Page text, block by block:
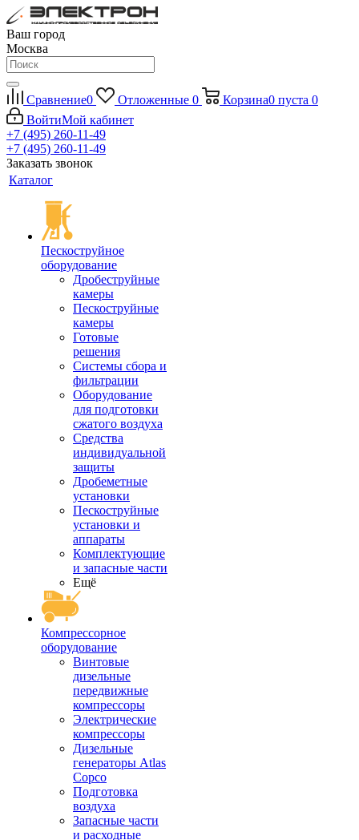
Ваш город
Москва
Сравнение0 Отложенные 0 Корзина0 пуста 0
ВойтиМой кабинет
+7 (495) 260-11-49
+7 (495) 260-11-49
Заказать звонок
Каталог
Пескоструйное
оборудование
Дробеструйные
камеры
Пескоструйные
камеры
Готовые
решения
Системы сбора и
фильтрации
Оборудование
для подготовки
сжатого воздуха
Средства
индивидуальной
защиты
Дробеметные
установки
Пескоструйные
установки и
аппараты
Комплектующие
и запасные части
Ещё
Компрессорное
оборудование
Винтовые
дизельные
передвижные
компрессоры
Электрические
компрессоры
Дизельные
генераторы Atlas
Copco
Подготовка
воздуха
Запасные части
и расходные